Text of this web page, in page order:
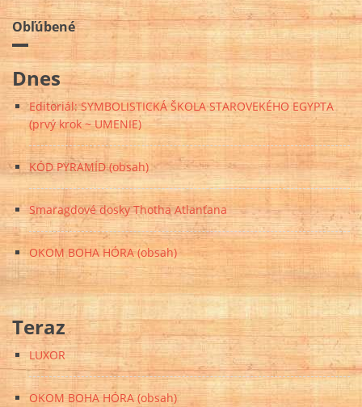
Obľúbené
Dnes
Editoriál: SYMBOLISTICKÁ ŠKOLA STAROVEKÉHO EGYPTA
(prvý krok ~ UMENIE)
KÓD PYRAMÍD (obsah)
Smaragdové dosky Thotha Atlanťana
OKOM BOHA HÓRA (obsah)
Teraz
LUXOR
OKOM BOHA HÓRA (obsah)